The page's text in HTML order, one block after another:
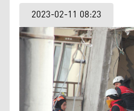
2023-02-11 08:23